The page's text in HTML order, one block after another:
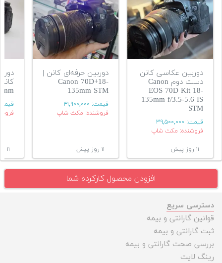
دوربین عکاسی کانن
دست دوم Canon
EOS 70D Kit 18-
135mm f/3.5-5.6 IS
STM
قیمت: ۳۹,۵۰۰,۰۰۰
فروشنده: مکث شاپ
۱۱ روز پیش
دوربین حرفه‌ای کانن |
Canon 70D+18-
135mm STM
قیمت: ۴۱,۹۰۰,۰۰۰
فروشنده: مکث شاپ
۱۱ روز پیش ۱۱ روز پیش
افزودن محصول کارکرده شما
دسترسی سریع
قوانین گارانتی و بیمه
ثبت گارانتی و بیمه
بررسی صحت گارانتی و بیمه
رینگ لایت